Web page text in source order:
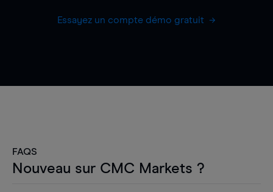
Essayez un compte démo gratuit
FAQS
Nouveau sur CMC Markets ?